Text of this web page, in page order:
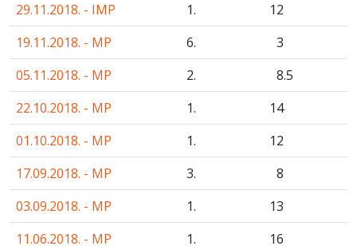
29.11.2018. - IMP
1.
12
19.11.2018. - MP
6.
3
05.11.2018. - MP
2. 8.5
22.10.2018. - MP
1.
14
01.10.2018. - MP
1.
12
17.09.2018. - MP
3.
8
03.09.2018. - MP
1.
13
11.06.2018. - MP
1.
16